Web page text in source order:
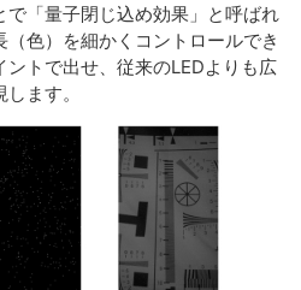
で「量子閉じ込め効果」と呼ばれ
色）を細かくコントロールでき
ントで出せ、従来のLEDよりも広
ます。